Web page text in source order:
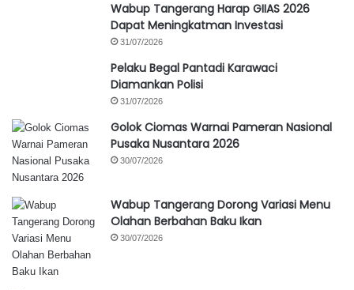
Wabup Tangerang Harap GIIAS 2026
Dapat Meningkatman Investasi
31/07/2026
Pelaku Begal Pantadi Karawaci
Diamankan Polisi
31/07/2026
Golok Ciomas Warnai Pameran Nasional
Pusaka Nusantara 2026
30/07/2026
Wabup Tangerang Dorong Variasi Menu
Olahan Berbahan Baku Ikan
30/07/2026